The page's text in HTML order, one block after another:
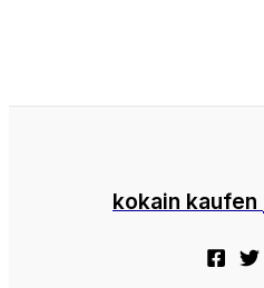
kokain kaufen